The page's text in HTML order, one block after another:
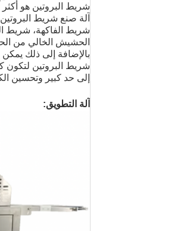
شريط البروتين هو أكثر
آلة صنع شريط
شريط الفاكهة، شريط
الحشيش الخالي من
بالإضافة إلى ذلك
شريط البروتين لتكون
إلى حد كبير وتحسين
آلة التطويق: